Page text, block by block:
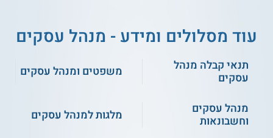
עוד מסלולים ומידע - מנהל עסקים
תנאי קבלה מנהל
עסקים
משפטים ומנהל עסקים
מנהל עסקים
וחשבונאות
מלגות למנהל עסקים